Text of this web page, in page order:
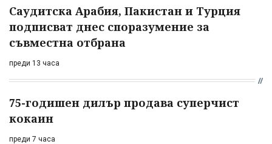
Саудитска Арабия, Пакистан и Турция
подписват днес споразумение за
съвместна отбрана
преди 13 часа
75-годишен дилър продава суперчист
кокаин
преди 7 часа